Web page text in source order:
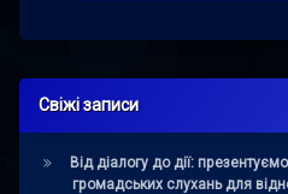
Свіжі записи
Від діалогу до дії:
громадських слухань для